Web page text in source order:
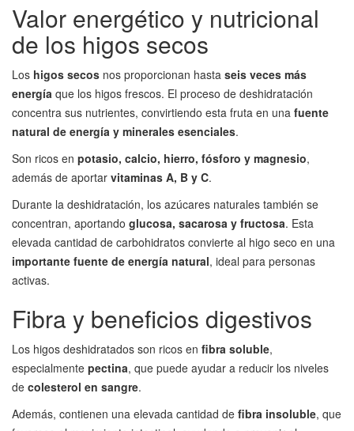
Valor energético y nutricional
de los higos secos
Los higos secos nos proporcionan hasta seis veces más
energía que los higos frescos. El proceso de deshidratación
concentra sus nutrientes, convirtiendo esta fruta en una fuente
natural de energía y minerales esenciales.
Son ricos en potasio, calcio, hierro, fósforo y magnesio,
además de aportar vitaminas A, B y C.
Durante la deshidratación, los azúcares naturales también se
concentran, aportando glucosa, sacarosa y fructosa. Esta
elevada cantidad de carbohidratos convierte al higo seco en una
importante fuente de energía natural, ideal para personas
activas.
Fibra y beneficios digestivos
Los higos deshidratados son ricos en fibra soluble,
especialmente pectina, que puede ayudar a reducir los niveles
de colesterol en sangre.
Además, contienen una elevada cantidad de fibra insoluble, que